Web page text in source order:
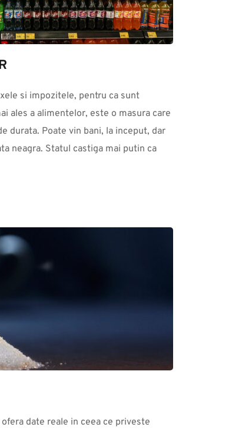
ales a alimentelor, este o masura care
durata. Poate vin bani, la inceput, dar
neagra. Statul castiga mai putin ca
date reale in ceea ce priveste